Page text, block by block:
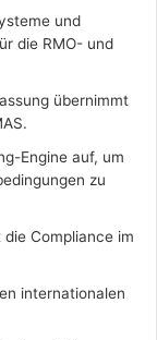
und
die RMO- und
übernimmt
Engine auf, um
zu
Compliance im
internationalen